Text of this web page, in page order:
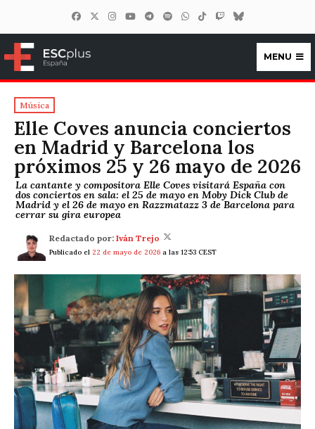
ESCplus España
MENU
Música
Elle Coves anuncia conciertos
en Madrid y Barcelona los
próximos 25 y 26 mayo de 2026
La cantante y compositora Elle Coves visitará España con
dos conciertos en sala: el 25 de mayo en Moby Dick Club de
Madrid y el 26 de mayo en Razzmatazz 3 de Barcelona para
cerrar su gira europea
Redactado por: Iván Trejo
Publicado el 22 de mayo de 2026 a las 12:53 CEST